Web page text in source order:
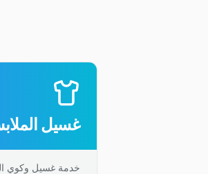
غسيل
خدمة غسيل وكوي